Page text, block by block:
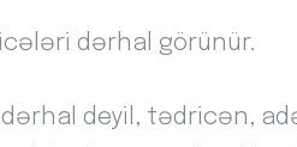
dərhal görünür.
deyil, tədricən,